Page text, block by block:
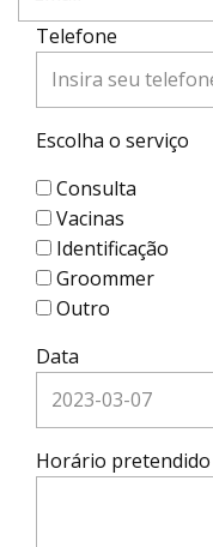
Telefone
Escolha o serviço
Consulta
Vacinas
Identificação
Groommer
Outro
Data
Horário pretendido